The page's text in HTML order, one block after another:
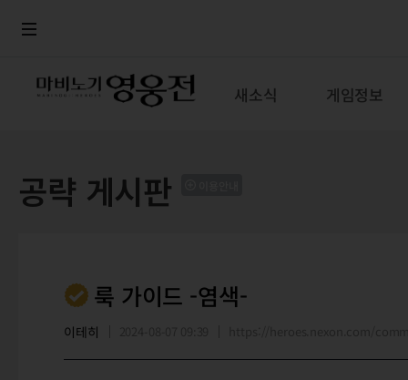
새소식 게임정보
공략 게시판
룩 가이드 -염색-
이테히